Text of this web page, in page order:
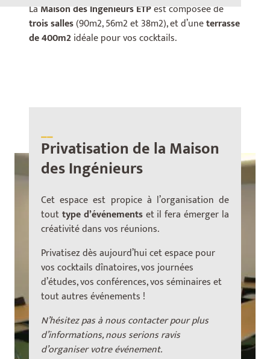
La Maison des Ingénieurs ETPest composée de
trois salles(90m2, 56m2 et 38m2), et d’uneterrasse
de 400m2idéale pour vos cocktails.
__
Privatisation de la Maison
des Ingénieurs
Cet espace est propice à l’organisation de
touttype d’événementset il fera émerger la
créativité dans vos réunions.
Privatisez dès aujourd’hui cet espace pour
vos cocktails dînatoires, vos journées
d’études, vos conférences, vos séminaires et
tout autres événements !
N’hésitez pas à nous contacter pour plus
d’informations, nous serions ravis
d’organiser votre événement.